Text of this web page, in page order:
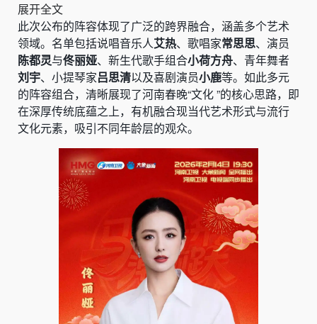
展开全文
此次公布的阵容体现了广泛的跨界融合，涵盖多个艺术
领域。名单包括说唱音乐人艾热、歌唱家常思思、演员
陈都灵与佟丽娅、新生代歌手组合小荷方舟、青年舞者
刘宇、小提琴家吕思清以及喜剧演员小鹿等。如此多元
的阵容组合，清晰展现了河南春晚“文化 ”的核心思路，即
在深厚传统底蕴之上，有机融合现当代艺术形式与流行
文化元素，吸引不同年龄层的观众。